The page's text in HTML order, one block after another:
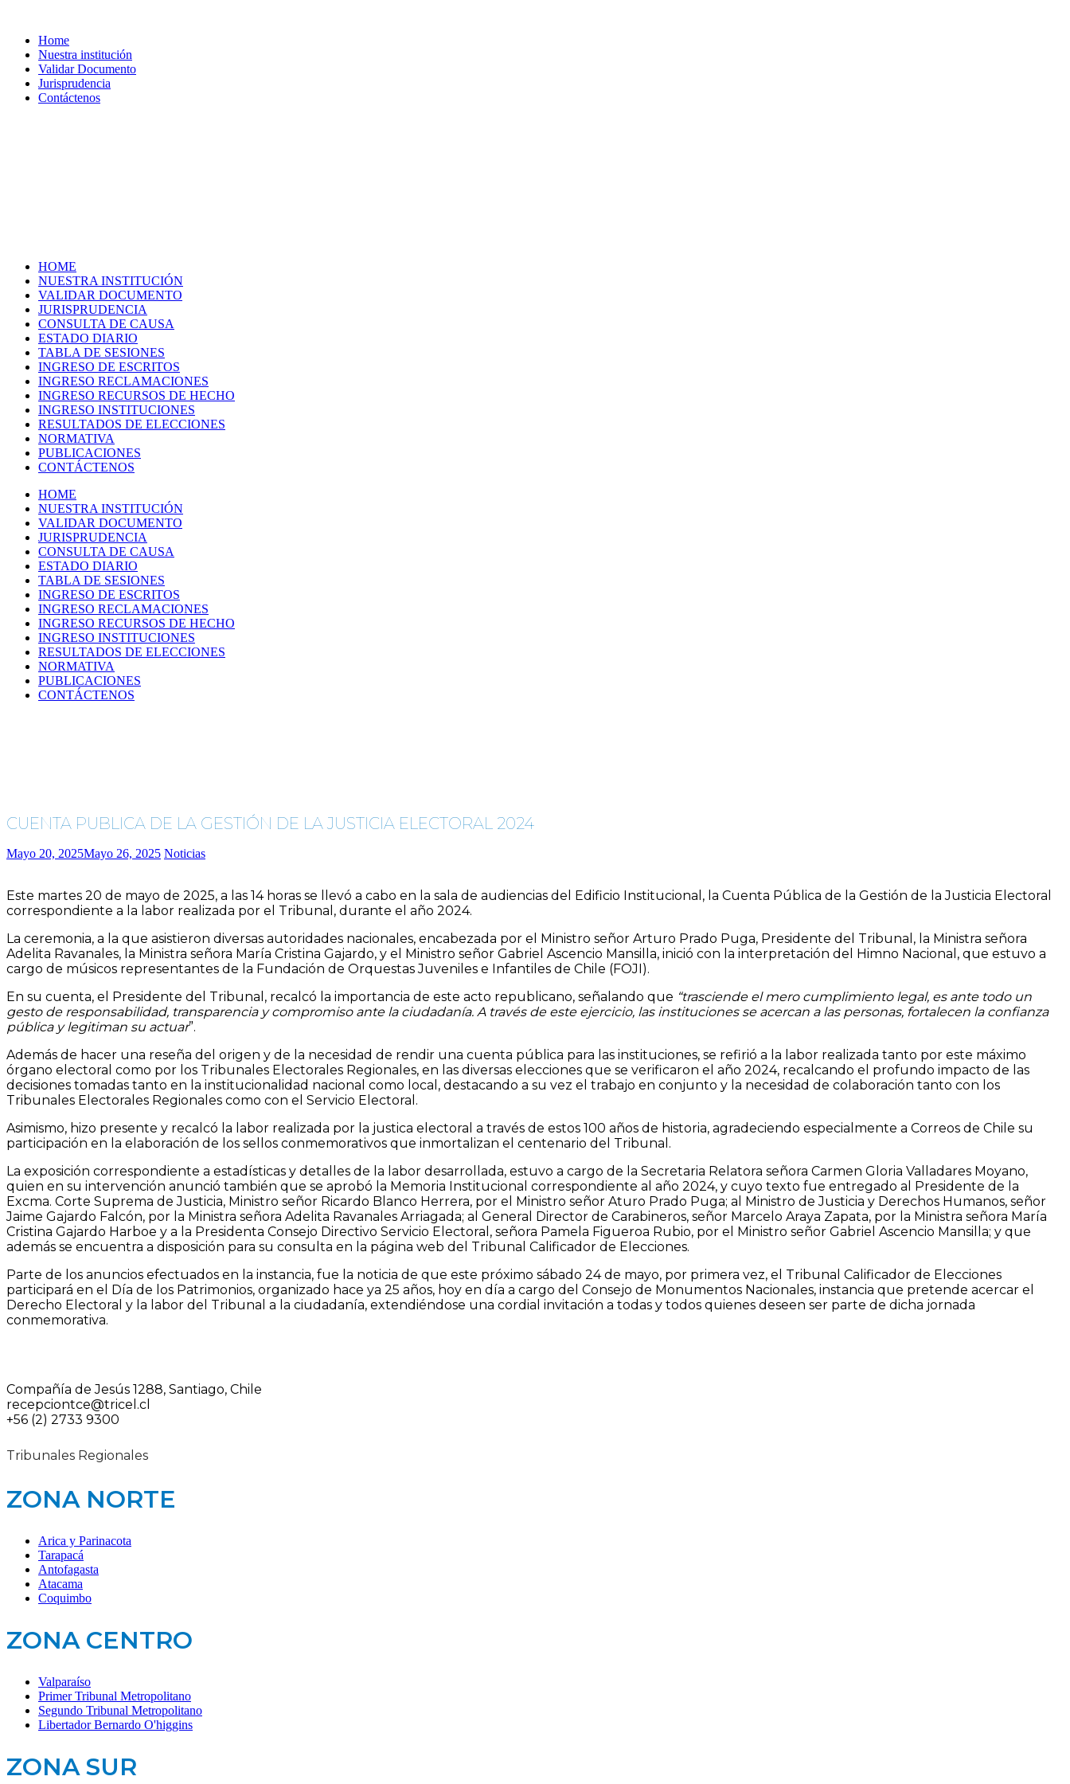
Home
Nuestra institución
Validar Documento
Jurisprudencia
Contáctenos
HOME
NUESTRA INSTITUCIÓN
VALIDAR DOCUMENTO
JURISPRUDENCIA
CONSULTA DE CAUSA
ESTADO DIARIO
TABLA DE SESIONES
INGRESO DE ESCRITOS
INGRESO RECLAMACIONES
INGRESO RECURSOS DE HECHO
INGRESO INSTITUCIONES
RESULTADOS DE ELECCIONES
NORMATIVA
PUBLICACIONES
CONTÁCTENOS
HOME
NUESTRA INSTITUCIÓN
VALIDAR DOCUMENTO
JURISPRUDENCIA
CONSULTA DE CAUSA
ESTADO DIARIO
TABLA DE SESIONES
INGRESO DE ESCRITOS
INGRESO RECLAMACIONES
INGRESO RECURSOS DE HECHO
INGRESO INSTITUCIONES
RESULTADOS DE ELECCIONES
NORMATIVA
PUBLICACIONES
CONTÁCTENOS
CUENTA PUBLICA DE LA GESTIÓN DE LA JUSTICIA ELECTORAL 2024
Mayo 20, 2025Mayo 26, 2025 Noticias
Este martes 20 de mayo de 2025, a las 14 horas se llevó a cabo en la sala de audiencias del Edificio Institucional, la Cuenta Pública de la Gestión de la Justicia Electoral
correspondiente a la labor realizada por el Tribunal, durante el año 2024.
La ceremonia, a la que asistieron diversas autoridades nacionales, encabezada por el Ministro señor Arturo Prado Puga, Presidente del Tribunal, la Ministra señora
Adelita Ravanales, la Ministra señora María Cristina Gajardo, y el Ministro señor Gabriel Ascencio Mansilla, inició con la interpretación del Himno Nacional, que estuvo a
cargo de músicos representantes de la Fundación de Orquestas Juveniles e Infantiles de Chile (FOJI).
En su cuenta, el Presidente del Tribunal, recalcó la importancia de este acto republicano, señalando que “trasciende el mero cumplimiento legal, es ante todo un
gesto de responsabilidad, transparencia y compromiso ante la ciudadanía. A través de este ejercicio, las instituciones se acercan a las personas, fortalecen la confianza
pública y legitiman su actuar”.
Además de hacer una reseña del origen y de la necesidad de rendir una cuenta pública para las instituciones, se refirió a la labor realizada tanto por este máximo
órgano electoral como por los Tribunales Electorales Regionales, en las diversas elecciones que se verificaron el año 2024, recalcando el profundo impacto de las
decisiones tomadas tanto en la institucionalidad nacional como local, destacando a su vez el trabajo en conjunto y la necesidad de colaboración tanto con los
Tribunales Electorales Regionales como con el Servicio Electoral.
Asimismo, hizo presente y recalcó la labor realizada por la justica electoral a través de estos 100 años de historia, agradeciendo especialmente a Correos de Chile su
participación en la elaboración de los sellos conmemorativos que inmortalizan el centenario del Tribunal.
La exposición correspondiente a estadísticas y detalles de la labor desarrollada, estuvo a cargo de la Secretaria Relatora señora Carmen Gloria Valladares Moyano,
quien en su intervención anunció también que se aprobó la Memoria Institucional correspondiente al año 2024, y cuyo texto fue entregado al Presidente de la
Excma. Corte Suprema de Justicia, Ministro señor Ricardo Blanco Herrera, por el Ministro señor Aturo Prado Puga; al Ministro de Justicia y Derechos Humanos, señor
Jaime Gajardo Falcón, por la Ministra señora Adelita Ravanales Arriagada; al General Director de Carabineros, señor Marcelo Araya Zapata, por la Ministra señora María
Cristina Gajardo Harboe y a la Presidenta Consejo Directivo Servicio Electoral, señora Pamela Figueroa Rubio, por el Ministro señor Gabriel Ascencio Mansilla; y que
además se encuentra a disposición para su consulta en la página web del Tribunal Calificador de Elecciones.
Parte de los anuncios efectuados en la instancia, fue la noticia de que este próximo sábado 24 de mayo, por primera vez, el Tribunal Calificador de Elecciones
participará en el Día de los Patrimonios, organizado hace ya 25 años, hoy en día a cargo del Consejo de Monumentos Nacionales, instancia que pretende acercar el
Derecho Electoral y la labor del Tribunal a la ciudadanía, extendiéndose una cordial invitación a todas y todos quienes deseen ser parte de dicha jornada
conmemorativa.
Compañía de Jesús 1288, Santiago, Chile
recepciontce@tricel.cl
+56 (2) 2733 9300
Tribunales Regionales
ZONA NORTE
Arica y Parinacota
Tarapacá
Antofagasta
Atacama
Coquimbo
ZONA CENTRO
Valparaíso
Primer Tribunal Metropolitano
Segundo Tribunal Metropolitano
Libertador Bernardo O'higgins
ZONA SUR